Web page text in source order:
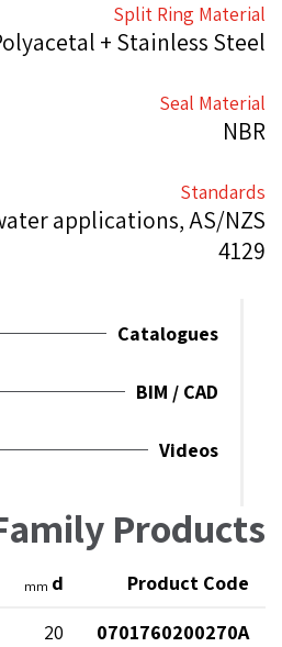
Split Ring Material
+ Stainless Steel
Seal Material
NBR
Standards
applications, AS/NZS
4129
Catalogues
BIM / CAD
Videos
Products
Product Code
d
mm
0701760200270A
20